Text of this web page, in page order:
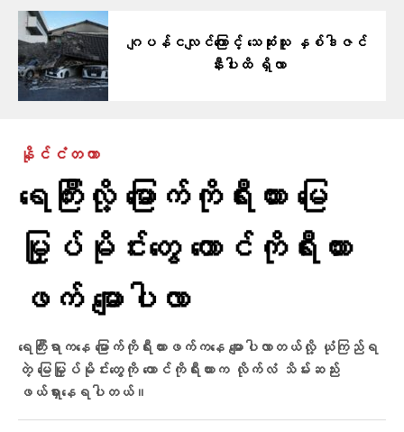
ဂျပန်ငလျင်ကြောင့် သေဆုံးသူ နှစ်ဒါဇင်
နီးပါးထိ ရှိလာ
နိုင်ငံတကာ
ရေကြီးလို့ မြောက်ကိုရီးယား မြေ
မြှုပ်မိုင်းတွေ တောင်ကိုရီးယား
ဖက် မျောပါလာ
ရေကြီးရာကနေ မြောက်ကိုရီးယားဖက်ကနေ မျောပါလာတယ်လို့ ယုံကြည်ရ
တဲ့ မြေမြှုပ်မိုင်းတွေကို တောင်ကိုရီးယားက လိုက်လံ သိမ်းဆည်း
ဖယ်ရှားနေရပါတယ်။